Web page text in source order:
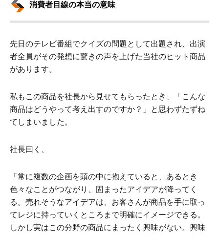
消費者目線の本当の意味
先日のテレビ番組でクイズの問題として出題され、出演
者全員がその発想に驚きの声を上げた当社のヒット商品
があります。
私もこの商品を社長から見せてもらったとき、「こんな
商品はどうやって考え出すのですか？」と思わずたずね
てしまいました。
社長曰く、
「常に複数の企画を頭の中に抱えていると、あるとき
色々なことがつながり、固まったアイデアが降ってく
る。売れそうなアイデアは、お客さんが商品を手に取っ
てレジに持っていくところまで明確にイメージできる。
しかし実はこの分野の商品にまったく興味がない。興味